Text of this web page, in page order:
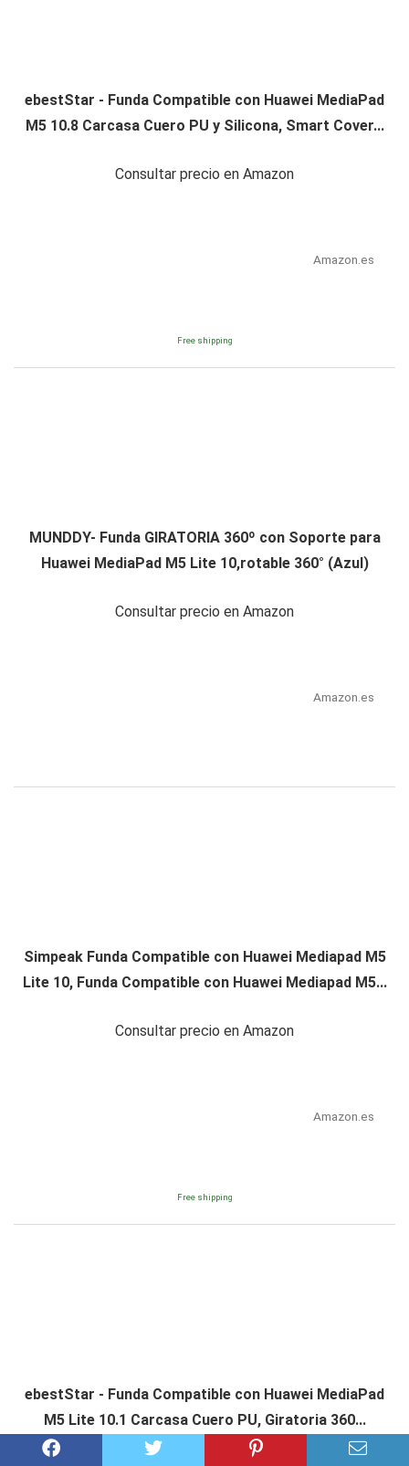
ebestStar - Funda Compatible con Huawei MediaPad
M5 10.8 Carcasa Cuero PU y Silicona, Smart Cover...
Consultar precio en Amazon
Amazon.es
Free shipping
MUNDDY- Funda GIRATORIA 360º con Soporte para
Huawei MediaPad M5 Lite 10,rotable 360° (Azul)
Consultar precio en Amazon
Amazon.es
Simpeak Funda Compatible con Huawei Mediapad M5
Lite 10, Funda Compatible con Huawei Mediapad M5...
Consultar precio en Amazon
Amazon.es
Free shipping
ebestStar - Funda Compatible con Huawei MediaPad
M5 Lite 10.1 Carcasa Cuero PU, Giratoria 360...